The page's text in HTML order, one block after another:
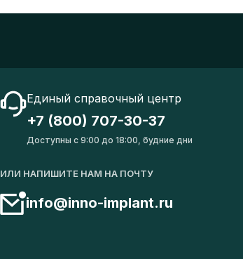
Единый справочный центр
+7 (800) 707-30-37
Доступны с 9:00 до 18:00, будние дни
ИЛИ НАПИШИТЕ НАМ НА ПОЧТУ
info@inno-implant.ru